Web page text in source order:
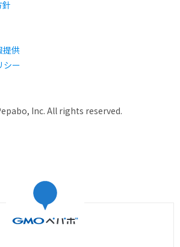
針
提供
シー
Inc. All rights reserved.